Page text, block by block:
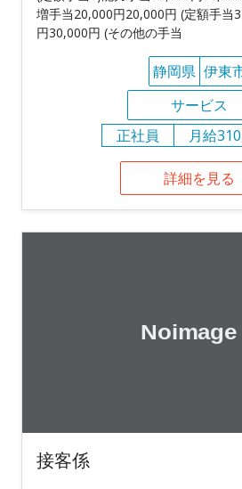
増手当20,000円20,000円 (定額手当
円30,000円 (その他の手当
静岡県 伊東
サービス
正社員
月給
詳細を見る
接客係